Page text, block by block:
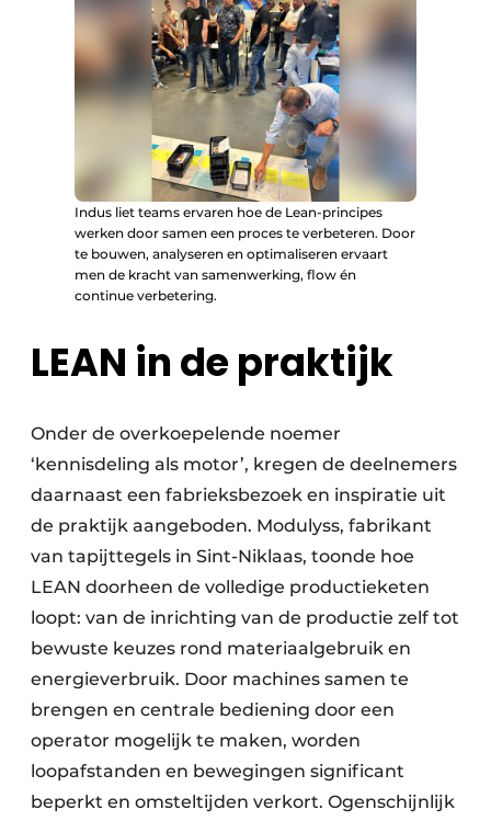
Indus liet teams ervaren hoe de Lean-principes
werken door samen een proces te verbeteren. Door
te bouwen, analyseren en optimaliseren ervaart
men de kracht van samenwerking, flow én
continue verbetering.
LEAN in de praktijk
Onder de overkoepelende noemer
‘kennisdeling als motor’, kregen de deelnemers
daarnaast een fabrieksbezoek en inspiratie uit
de praktijk aangeboden. Modulyss, fabrikant
van tapijttegels in Sint-Niklaas, toonde hoe
LEAN doorheen de volledige productieketen
loopt: van de inrichting van de productie zelf tot
bewuste keuzes rond materiaalgebruik en
energieverbruik. Door machines samen te
brengen en centrale bediening door een
operator mogelijk te maken, worden
loopafstanden en bewegingen significant
beperkt en omsteltijden verkort. Ogenschijnlijk